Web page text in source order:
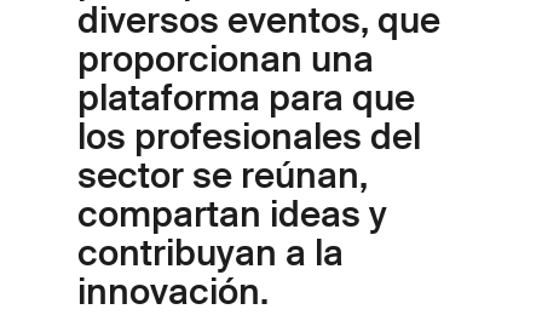
diversos eventos, que
proporcionan una
plataforma para que
los profesionales del
sector se reúnan,
compartan ideas y
contribuyan a la
innovación.